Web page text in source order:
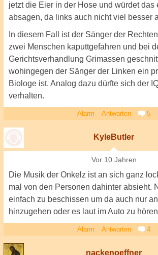
jetzt die Eier in der Hose und würdet das
absagen, da links auch nicht viel besser
In diesem Fall ist der Sänger der
zwei Menschen kaputtgefahren und bei
Gerichtsverhandlung Grimassen
wohingegen der Sänger der Linken ein
Biologe ist. Analog dazu dürfte sich der
verhalten.
Alarm Antworten 5
KyleButler
Vor 10 Jahren
Die Musik der Onkelz ist an sich ganz
mal von den Personen dahinter absieht.
einfach zu beschissen um da auch nur
hinzugehen oder es laut im Auto zu
Alarm Antworten 4
nackenoeffner